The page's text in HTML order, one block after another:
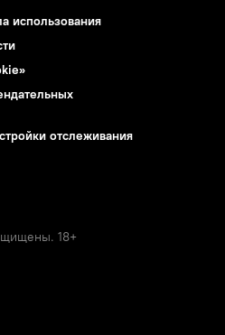
использования
отслеживания
18+